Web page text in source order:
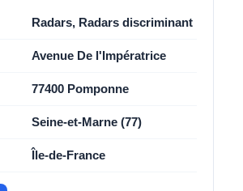
Radars, Radars discriminant
Avenue De l'Impératrice
77400 Pomponne
Seine-et-Marne (77)
Île-de-France